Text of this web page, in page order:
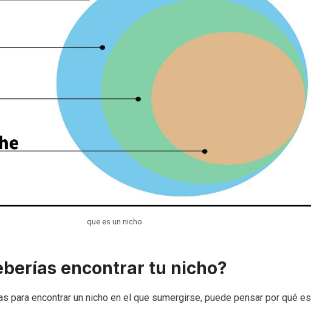
que es un nicho
encontrar tu nicho?
para encontrar un nicho en el que sumergirse, puede pensar por qué es